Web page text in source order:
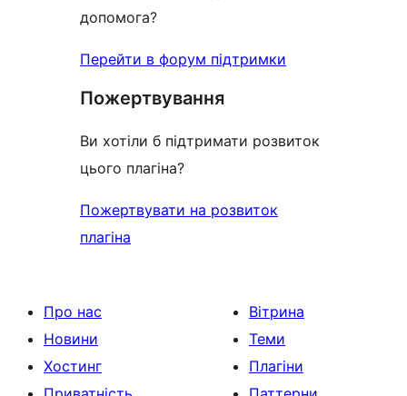
допомога?
Перейти в форум підтримки
Пожертвування
Ви хотіли б підтримати розвиток
цього плагіна?
Пожертвувати на розвиток
плагіна
Про нас
Новини
Хостинг
Вітрина
Теми
Плагіни